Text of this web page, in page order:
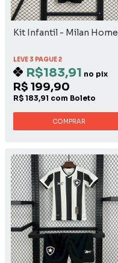
Kit Infantil - Milan Home
LEVE 3 PAGUE 2
R$183,91 no pix
R$ 199,90
R$ 183,91 com Boleto
COMPRAR